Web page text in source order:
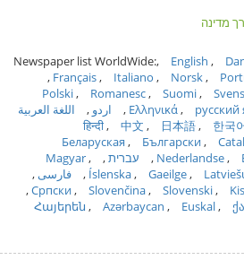
מדינה
Newspaper list WorldWide: English
Français
Italiano Norsk
Polski
Romanesc Suomi
Ελληνικά
русский اردو
اللغة العربية
हिन्दी
中文 日本語 한국
Беларуская
Български
Nederlandse
עברית
Magyar
Íslenska
Gaeilge
فارسی
Српски
Slovenčina Slovenski
Հայերեն Azərbaycan Euskal